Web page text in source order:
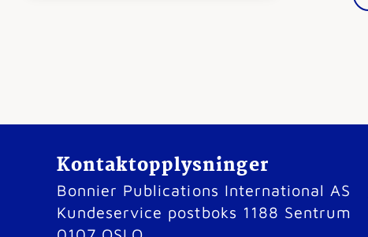
Kontaktopplysninger
Bonnier Publications International AS
Kundeservice postboks 1188 Sentrum